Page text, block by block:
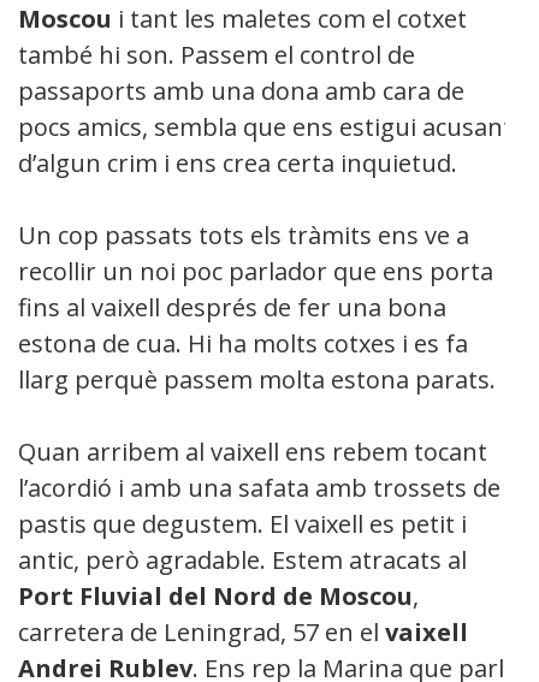
Moscou i tant les maletes com el cotxet
també hi son. Passem el control de
passaports amb una dona amb cara de
pocs amics, sembla que ens estigui acusant
d’algun crim i ens crea certa inquietud.
Un cop passats tots els tràmits ens ve a
recollir un noi poc parlador que ens porta
fins al vaixell després de fer una bona
estona de cua. Hi ha molts cotxes i es fa
llarg perquè passem molta estona parats.
Quan arribem al vaixell ens rebem tocant
l’acordió i amb una safata amb trossets de
pastis que degustem. El vaixell es petit i
antic, però agradable. Estem atracats al
Port Fluvial del Nord de Moscou,
carretera de Leningrad, 57 en el vaixell
Andrei Rublev. Ens rep la Marina que parla